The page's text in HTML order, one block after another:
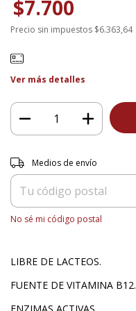
$7.700
Precio sin impuestos $6.363,64
Ver más detalles
Entregas para el CP:
Medios de envío
No sé mi código postal
LIBRE DE LACTEOS.
FUENTE DE VITAMINA B12.